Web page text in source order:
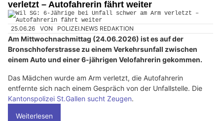
verletzt – Autofahrerin fährt weiter
25.06.26 VON POLIZEI.NEWS REDAKTION
Am Mittwochnachmittag (24.06.2026) ist es auf der
Bronschhoferstrasse zu einem Verkehrsunfall zwischen
einem Auto und einer 6-jährigen Velofahrerin gekommen.
Das Mädchen wurde am Arm verletzt, die Autofahrerin
entfernte sich nach einem Gespräch von der Unfallstelle. Die
Kantonspolizei St.Gallen sucht Zeugen.
Weiterlesen